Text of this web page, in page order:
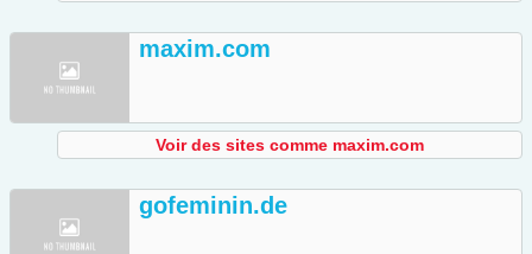
maxim.com
Voir des sites comme maxim.com
gofeminin.de